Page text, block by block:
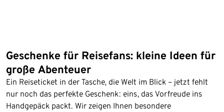
Geschenke für Reisefans: kleine Ideen für
große Abenteuer
Ein Reiseticket in der Tasche, die Welt im Blick – jetzt fehlt
nur noch das perfekte Geschenk: eins, das Vorfreude ins
Handgepäck packt. Wir zeigen Ihnen besondere